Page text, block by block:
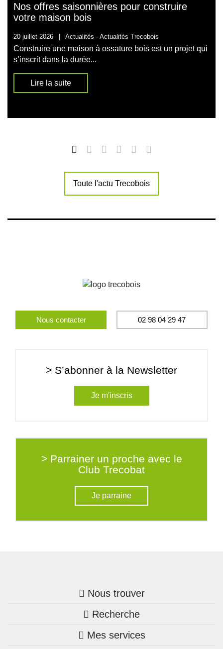
Nos offres saisonnières pour construire
votre maison bois
20 juillet 2026 | Actualités - Actualités Trecobois
Construire une maison à ossature bois est un projet qui
s’inscrit dans la durée...
Lire la suite
Toute l'actu Trecobois
Nous contacter 02 98 04 29 47
> S’abonner à la Newsletter
Je m'inscris
> Parrainer un proche avec le
Club Trecobat
Je parraine
Nous trouver
Trouver une agence
Bretagne
Recherche
Nos annonces
Mes services